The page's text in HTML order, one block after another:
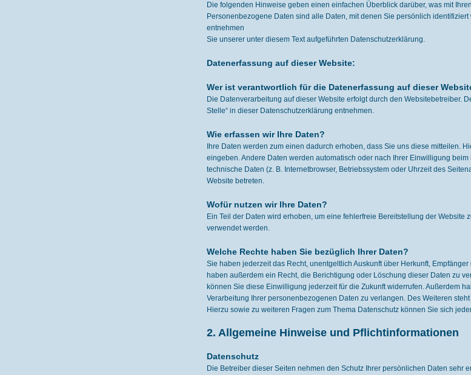
Die folgenden Hinweise geben einen einfachen Überblick darüber, was mit
Personenbezogene Daten sind alle Daten, mit denen Sie persönlich
entnehmen
Sie unserer unter diesem Text aufgeführten Datenschutzerklärung.
Datenerfassung auf dieser Website:
Wer ist verantwortlich für die Datenerfassung auf dieser
Die Datenverarbeitung auf dieser Website erfolgt durch den Websitebetreiber.
Stelle“ in dieser Datenschutzerklärung entnehmen.
Wie erfassen wir Ihre Daten?
Ihre Daten werden zum einen dadurch erhoben, dass Sie uns diese mitteilen.
eingeben. Andere Daten werden automatisch oder nach Ihrer Einwilligung
technische Daten (z. B. Internetbrowser, Betriebssystem oder Uhrzeit des
Website betreten.
Wofür nutzen wir Ihre Daten?
Ein Teil der Daten wird erhoben, um eine fehlerfreie Bereitstellung der
verwendet werden.
Welche Rechte haben Sie bezüglich Ihrer Daten?
Sie haben jederzeit das Recht, unentgeltlich Auskunft über Herkunft,
haben außerdem ein Recht, die Berichtigung oder Löschung dieser Daten zu
können Sie diese Einwilligung jederzeit für die Zukunft widerrufen. Außerdem
Verarbeitung Ihrer personenbezogenen Daten zu verlangen. Des Weiteren
Hierzu sowie zu weiteren Fragen zum Thema Datenschutz können Sie sich
2. Allgemeine Hinweise und Pflichtinformationen
Datenschutz
Die Betreiber dieser Seiten nehmen den Schutz Ihrer persönlichen Daten sehr